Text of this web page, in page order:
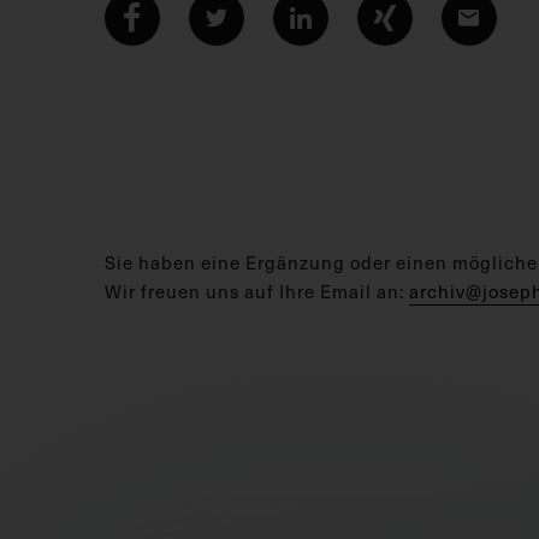
Sie haben eine Ergänzung oder einen
Wir freuen uns auf Ihre Email an: